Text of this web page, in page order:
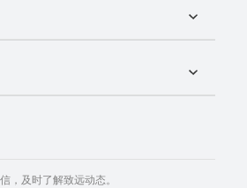
，及时了解致远动态。